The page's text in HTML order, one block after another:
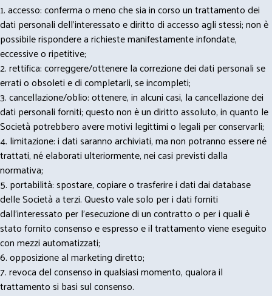
1. accesso: conferma o meno che sia in corso un trattamento dei
dati personali dell’interessato e diritto di accesso agli stessi; non è
possibile rispondere a richieste manifestamente infondate,
eccessive o ripetitive;
2. rettifica: correggere/ottenere la correzione dei dati personali se
errati o obsoleti e di completarli, se incompleti;
3. cancellazione/oblio: ottenere, in alcuni casi, la cancellazione dei
dati personali forniti; questo non è un diritto assoluto, in quanto le
Società potrebbero avere motivi legittimi o legali per conservarli;
4. limitazione: i dati saranno archiviati, ma non potranno essere né
trattati, né elaborati ulteriormente, nei casi previsti dalla
normativa;
5. portabilità: spostare, copiare o trasferire i dati dai database
delle Società a terzi. Questo vale solo per i dati forniti
dall’interessato per l’esecuzione di un contratto o per i quali è
stato fornito consenso e espresso e il trattamento viene eseguito
con mezzi automatizzati;
6. opposizione al marketing diretto;
7. revoca del consenso in qualsiasi momento, qualora il
trattamento si basi sul consenso.